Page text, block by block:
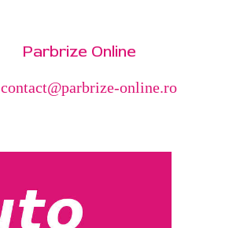
Parbrize Online
contact@parbrize-online.ro